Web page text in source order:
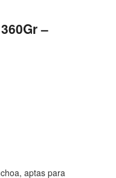
–
, aptas para